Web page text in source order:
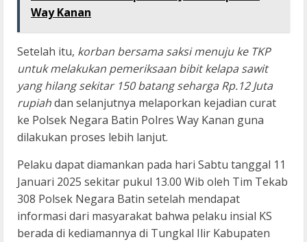
Way Kanan
Setelah itu, korban bersama saksi menuju ke TKP
untuk melakukan pemeriksaan bibit kelapa sawit
yang hilang sekitar 150 batang seharga Rp.12 Juta
rupiahdan selanjutnya melaporkan kejadian curat
ke Polsek Negara Batin Polres Way Kanan guna
dilakukan proses lebih lanjut.
Pelaku dapat diamankan pada hari Sabtu tanggal 11
Januari 2025 sekitar pukul 13.00 Wib oleh Tim Tekab
308 Polsek Negara Batin setelah mendapat
informasi dari masyarakat bahwa pelaku insial KS
berada di kediamannya di Tungkal Ilir Kabupaten